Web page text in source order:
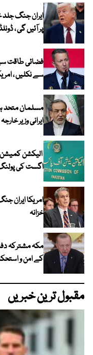
ایران جنگ
پر آئیں گی ،
فضائی طاقت
سے نکلیں ،
مسلمان متحد
ایرانی وزیر خارجہ
اگست کی
امریکا ایران
خزانہ
مکہ مشترکہ
کے امن و
مقبول ترین خبریں